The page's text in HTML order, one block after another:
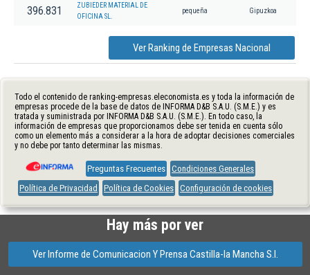
396.831
ZUBIEDER MATERIAL DE
OFICINA SL.
pequeña Gipuzkoa
Ver Ranking de Empresas Nacional
Todo el contenido de ranking-empresas.eleconomista.es y toda la información de
empresas procede de la base de datos de INFORMA D&B S.A.U. (S.M.E.) y es
tratada y suministrada por INFORMA D&B S.A.U. (S.M.E.). En todo caso, la
información de empresas que proporcionamos debe ser tenida en cuenta sólo
como un elemento más a considerar a la hora de adoptar decisiones comerciales
y no debe por tanto determinar las mismas.
Preguntas Frecuentes Condiciones Generales
Política de Privacidad
Política de Cookies Configuración de cookies
Hay más por ver
Ver Informe de Comunicacion Y Prensa Castilla-la Mancha S.l.